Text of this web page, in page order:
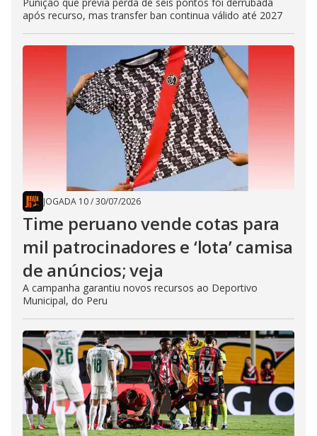
após recurso, mas transfer ban continua válido até 2027
JOGADA 10/30/07/2026
Time peruano vende cotas para
mil patrocinadores e ‘lota’ camisa
de anúncios; veja
A campanha garantiu novos recursos ao Deportivo
Municipal, do Peru